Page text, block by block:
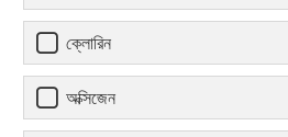
ক্লোরিন
অক্সিজেন